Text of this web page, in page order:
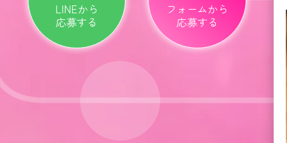
LINEから
応募する
フォームから
応募する